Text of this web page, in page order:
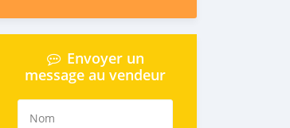
Envoyer un
message au vendeur
Nom